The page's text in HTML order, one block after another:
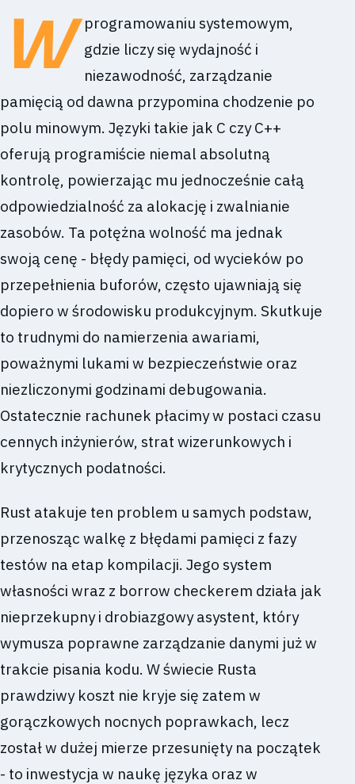
W
programowaniu systemowym,
gdzie liczy się wydajność i
niezawodność, zarządzanie
pamięcią od dawna przypomina chodzenie po
polu minowym. Języki takie jak C czy C++
oferują programiście niemal absolutną
kontrolę, powierzając mu jednocześnie całą
odpowiedzialność za alokację i zwalnianie
zasobów. Ta potężna wolność ma jednak
swoją cenę - błędy pamięci, od wycieków po
przepełnienia buforów, często ujawniają się
dopiero w środowisku produkcyjnym. Skutkuje
to trudnymi do namierzenia awariami,
poważnymi lukami w bezpieczeństwie oraz
niezliczonymi godzinami debugowania.
Ostatecznie rachunek płacimy w postaci czasu
cennych inżynierów, strat wizerunkowych i
krytycznych podatności.
Rust atakuje ten problem u samych podstaw,
przenosząc walkę z błędami pamięci z fazy
testów na etap kompilacji. Jego system
własności wraz z borrow checkerem działa jak
nieprzekupny i drobiazgowy asystent, który
wymusza poprawne zarządzanie danymi już w
trakcie pisania kodu. W świecie Rusta
prawdziwy koszt nie kryje się zatem w
gorączkowych nocnych poprawkach, lecz
został w dużej mierze przesunięty na początek
- to inwestycja w naukę języka oraz w